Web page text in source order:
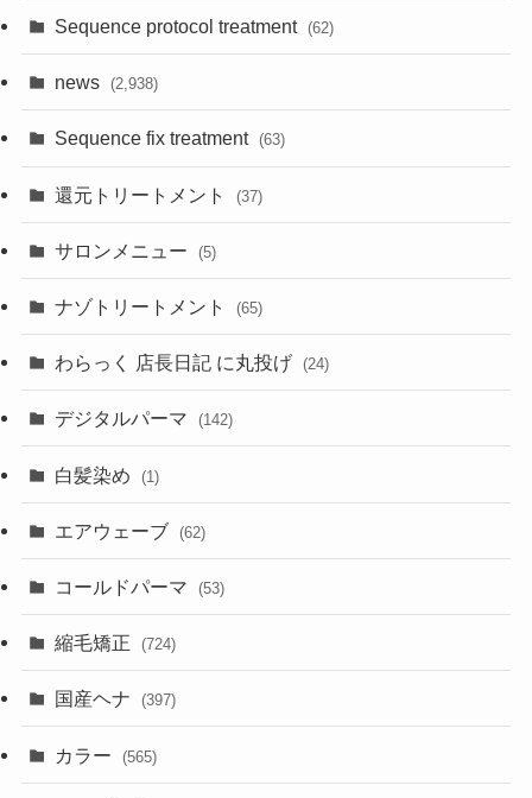
Sequence protocol treatment (62)
news (2,938)
Sequence fix treatment (63)
還元トリートメント (37)
サロンメニュー (5)
ナゾトリートメント (65)
わらっく 店長日記 に丸投げ (24)
デジタルパーマ (142)
白髪染め (1)
エアウェーブ (62)
コールドパーマ (53)
縮毛矯正 (724)
国産ヘナ (397)
カラー (565)